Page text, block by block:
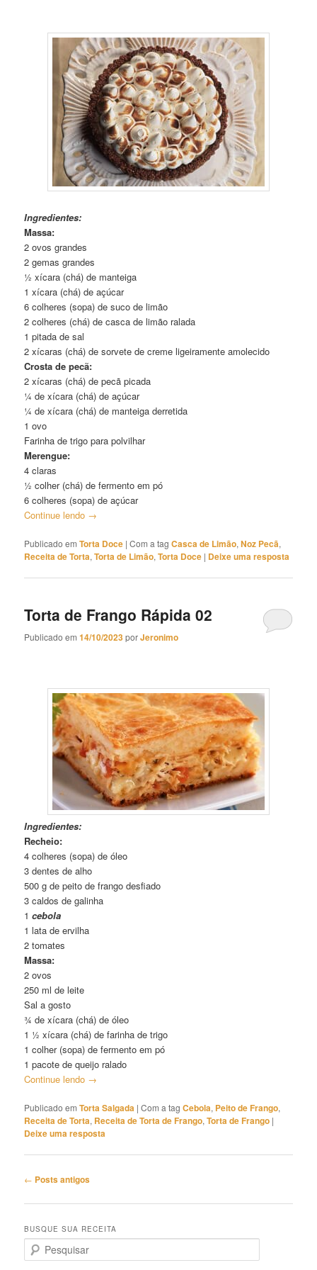
Ingredientes:
Massa:
2 ovos grandes
2 gemas grandes
½ xícara (chá) de manteiga
1 xícara (chá) de açúcar
6 colheres (sopa) de suco de limão
2 colheres (chá) de casca de limão ralada
1 pitada de sal
2 xícaras (chá) de sorvete de creme ligeiramente amolecido
Crosta de pecã:
2 xícaras (chá) de pecã picada
¼ de xícara (chá) de açúcar
¼ de xícara (chá) de manteiga derretida
1 ovo
Farinha de trigo para polvilhar
Merengue:
4 claras
½ colher (chá) de fermento em pó
6 colheres (sopa) de açúcar
Continue lendo →
Publicado em Torta Doce |Com a tagCasca de Limão,Noz Pecã,
Receita de Torta,Torta de Limão,Torta Doce | Deixe uma resposta
Torta de Frango Rápida 02
Publicado em14/10/2023porJeronimo
Ingredientes:
Recheio:
4 colheres (sopa) de óleo
3 dentes de alho
500 g de peito de frango desfiado
3 caldos de galinha
1cebola
1 lata de ervilha
2 tomates
Massa:
2 ovos
250 ml de leite
Sal a gosto
¾ de xícara (chá) de óleo
1 ½ xícara (chá) de farinha de trigo
1 colher (sopa) de fermento em pó
1 pacote de queijo ralado
Continue lendo →
Publicado em Torta Salgada |Com a tagCebola, Peito de Frango,
Receita de Torta, Receita de Torta de Frango,Torta de Frango |
Deixe uma resposta
Navegação
posts
← Posts antigos
BUSQUE SUA RECEITA
e